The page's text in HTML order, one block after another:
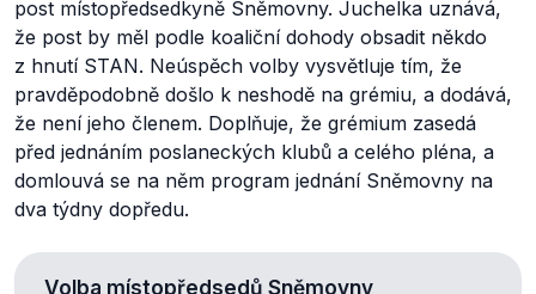
post místopředsedkyně Sněmovny. Juchelka uznává,
že post by měl podle koaliční dohody obsadit někdo
z hnutí STAN. Neúspěch volby vysvětluje tím, že
pravděpodobně došlo k neshodě na grémiu, a dodává,
že není jeho členem. Doplňuje, že grémium zasedá
před jednáním poslaneckých klubů a celého pléna, a
domlouvá se na něm program jednání Sněmovny na
dva týdny dopředu.
Volba místopředsedů Sněmovny